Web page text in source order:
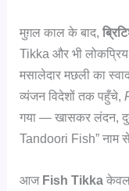
मुग़ल काल के बाद,
Tikka और भी लोकप्रिय
मसालेदार मछली का
व्यंजन विदेशों तक पहुँचे,
गया — खासकर लंदन,
Tandoori Fish” नाम
आज Fish Tikka केवल